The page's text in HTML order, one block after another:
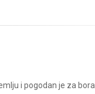
i pogodan je za